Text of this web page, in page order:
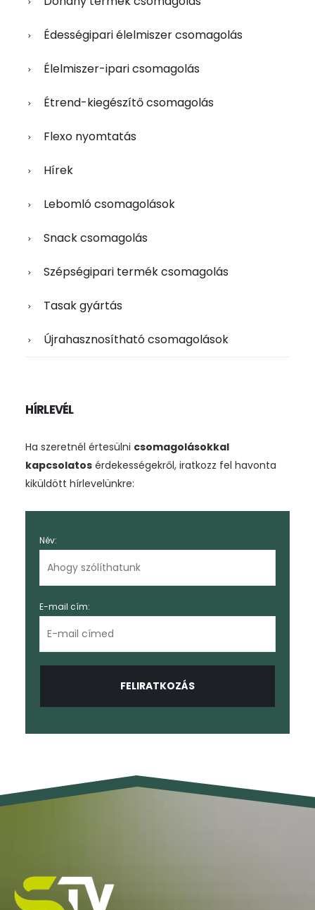
Édességipari élelmiszer csomagolás
Élelmiszer-ipari csomagolás
Étrend-kiegészítő csomagolás
Flexo nyomtatás
Hírek
Lebomló csomagolások
Snack csomagolás
Szépségipari termék csomagolás
Tasak gyártás
Újrahasznosítható csomagolások
HÍRLEVÉL
Ha szeretnél értesülni csomagolásokkal
kapcsolatos érdekességekről, iratkozz fel havonta
kiküldött hírlevelünkre:
Név:
E-mail cím: